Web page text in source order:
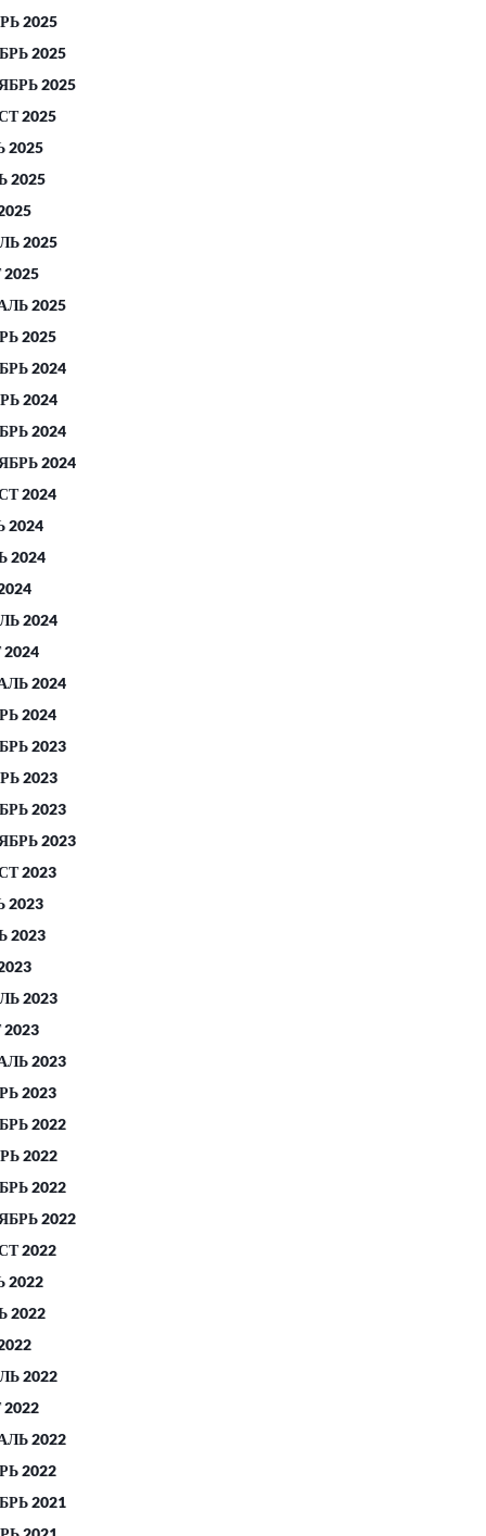
2025
2025
2025
2025
2025
2025
2025
2025
2024
2024
2024
2024
2024
2024
2024
2024
2024
2023
2023
2023
2023
2023
2023
2023
2023
2023
2022
2022
2022
2022
2022
2022
2022
2022
2022
2021